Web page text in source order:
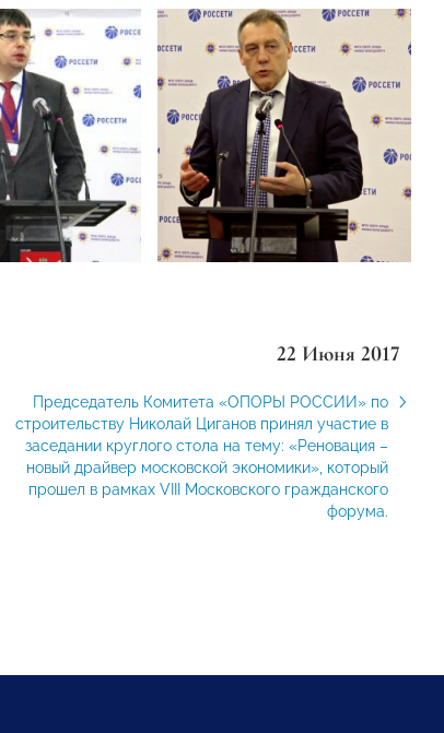
22 Июня 2017
Председатель Комитета «ОПОРЫ РОССИИ» по
строительству Николай Циганов принял участие в
заседании круглого стола на тему: «Реновация –
новый драйвер московской экономики», который
прошел в рамках VIII Московского гражданского
форума.